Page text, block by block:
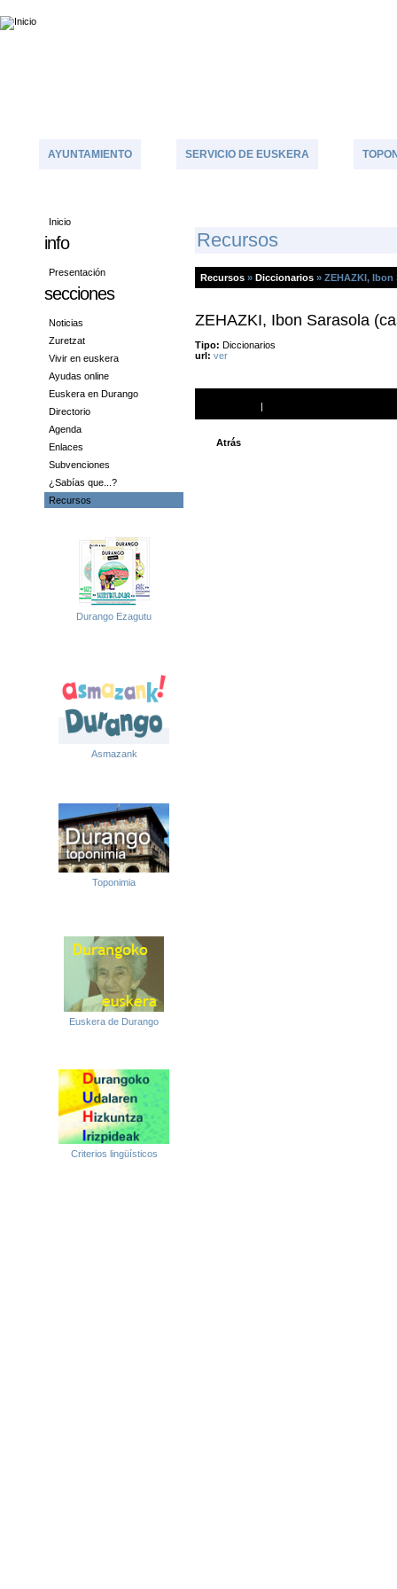
AYUNTAMIENTO SERVICIO DE EUSKERA
Inicio
info
Presentación
secciones
Noticias
Zuretzat
Vivir en euskera
Ayudas online
Euskera en Durango
Directorio
Agenda
Enlaces
Subvenciones
¿Sabías que...?
Recursos
Durango Ezagutu
Asmazank
Toponimia
Euskera de Durango
Criterios lingüísticos
REcursos
Recursos » Diccionarios » ZEHAZKI, Ibon
ZEHAZKI, Ibon Sarasola
Tipo: Diccionarios
url: ver
Atrás